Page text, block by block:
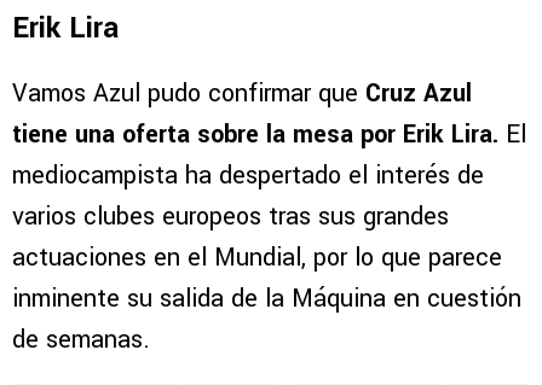
Erik Lira
Vamos Azul pudo confirmar que Cruz Azul
tiene una oferta sobre la mesa por Erik Lira. El
mediocampista ha despertado el interés de
varios clubes europeos tras sus grandes
actuaciones en el Mundial, por lo que parece
inminente su salida de la Máquina en cuestión
de semanas.